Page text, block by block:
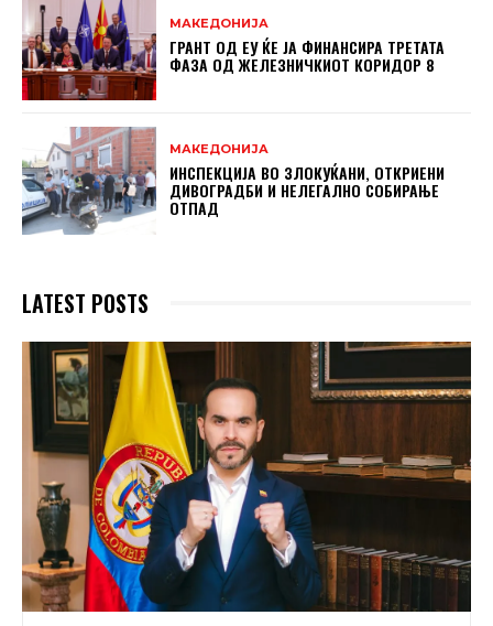
МАКЕДОНИЈА
ГРАНТ ОД ЕУ ЌЕ ЈА ФИНАНСИРА ТРЕТАТА
ФАЗА ОД ЖЕЛЕЗНИЧКИОТ КОРИДОР 8
МАКЕДОНИЈА
ИНСПЕКЦИЈА ВО ЗЛОКУЌАНИ, ОТКРИЕНИ
ДИВОГРАДБИ И НЕЛЕГАЛНО СОБИРАЊЕ
ОТПАД
LATEST POSTS